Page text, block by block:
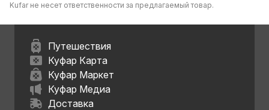
Kufar не несет ответственности за предлагаемый товар.
Путешествия
Куфар Карта
Куфар Маркет
Куфар Медиа
Доставка